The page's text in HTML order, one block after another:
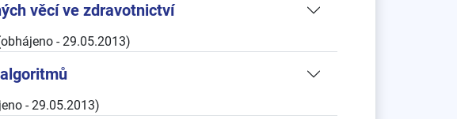
věcí ve zdravotnictví
- 29.05.2013)
- 29.05.2013)